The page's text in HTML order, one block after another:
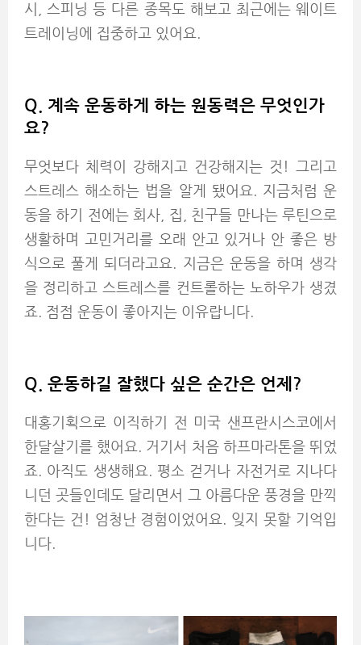
시, 스피닝 등 다른 종목도 해보고 최근에는 웨이트
트레이닝에 집중하고 있어요.
Q. 계속 운동하게 하는 원동력은 무엇인가
요?
무엇보다 체력이 강해지고 건강해지는 것! 그리고
스트레스 해소하는 법을 알게 됐어요. 지금처럼 운
동을 하기 전에는 회사, 집, 친구들 만나는 루틴으로
생활하며 고민거리를 오래 안고 있거나 안 좋은 방
식으로 풀게 되더라고요. 지금은 운동을 하며 생각
을 정리하고 스트레스를 컨트롤하는 노하우가 생겼
죠. 점점 운동이 좋아지는 이유랍니다.
Q. 운동하길 잘했다 싶은 순간은 언제?
대홍기획으로 이직하기 전 미국 샌프란시스코에서
한달살기를 했어요. 거기서 처음 하프마라톤을 뛰었
죠. 아직도 생생해요. 평소 걷거나 자전거로 지나다
니던 곳들인데도 달리면서 그 아름다운 풍경을 만끽
한다는 건! 엄청난 경험이었어요. 잊지 못할 기억입
니다.